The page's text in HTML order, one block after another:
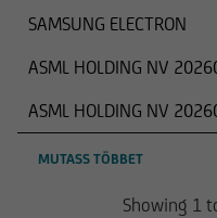
SAMSUNG ELECTRON
ASML HOLDING NV
ASML HOLDING NV
MUTASS TÖBBET
Showing 1